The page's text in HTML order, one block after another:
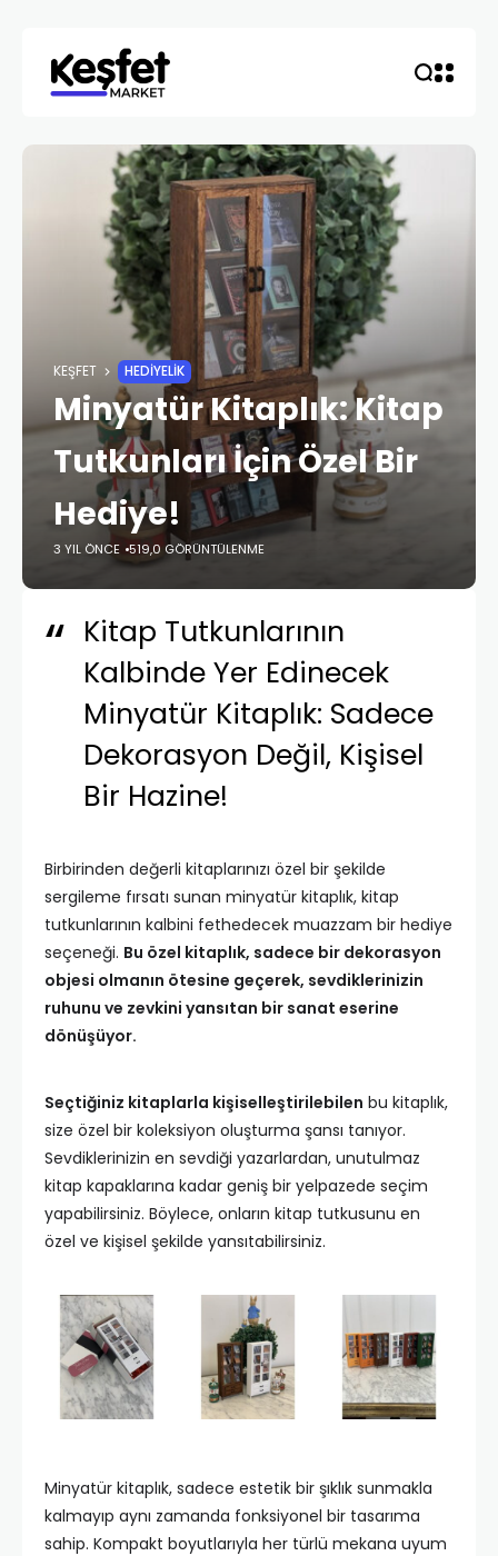
KEŞFET HEDIYELIK
Minyatür Kitaplık: Kitap
Tutkunları İçin Özel Bir
Hediye!
3 YIL ÖNCE 519,0 GÖRÜNTÜLENME
Kitap Tutkunlarının
Kalbinde Yer Edinecek
Minyatür Kitaplık: Sadece
Dekorasyon Değil, Kişisel
Bir Hazine!
Birbirinden değerli kitaplarınızı özel bir şekilde
sergileme fırsatı sunan minyatür kitaplık, kitap
tutkunlarının kalbini fethedecek muazzam bir hediye
seçeneği. Bu özel kitaplık, sadece bir dekorasyon
objesi olmanın ötesine geçerek, sevdiklerinizin
ruhunu ve zevkini yansıtan bir sanat eserine
dönüşüyor.
Seçtiğiniz kitaplarla kişiselleştirilebilen bu kitaplık,
size özel bir koleksiyon oluşturma şansı tanıyor.
Sevdiklerinizin en sevdiği yazarlardan, unutulmaz
kitap kapaklarına kadar geniş bir yelpazede seçim
yapabilirsiniz. Böylece, onların kitap tutkusunu en
özel ve kişisel şekilde yansıtabilirsiniz.
Minyatür kitaplık, sadece estetik bir şıklık sunmakla
kalmayıp aynı zamanda fonksiyonel bir tasarıma
sahip. Kompakt boyutlarıyla her türlü mekana uyum